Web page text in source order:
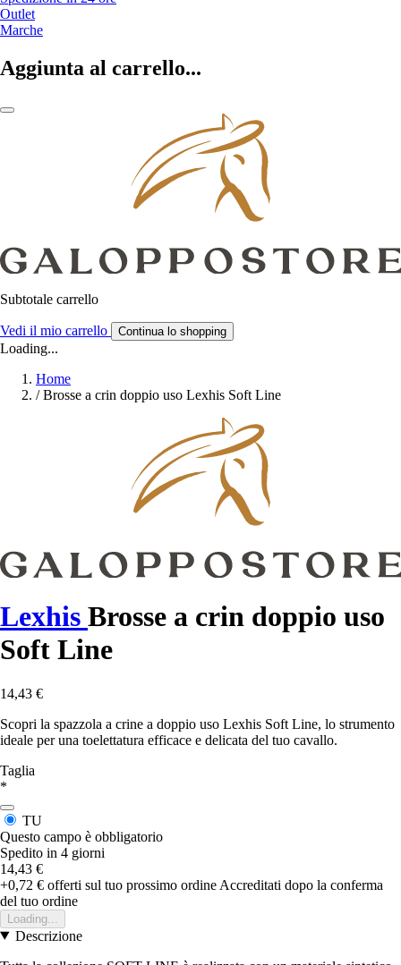
Outlet
Marche
Aggiunta al carrello...
Subtotale carrello
Vedi il mio carrello Continua lo shopping
Loading...
Home
/ Brosse a crin doppio uso Lexhis Soft Line
Lexhis Brosse a crin doppio uso
Soft Line
14,43 €
Scopri la spazzola a crine a doppio uso Lexhis Soft Line, lo strumento
ideale per una toelettatura efficace e delicata del tuo cavallo.
Taglia
*
TU
Questo campo è obbligatorio
Spedito in 4 giorni
14,43 €
+0,72 € offerti sul tuo prossimo ordine Accreditati dopo la conferma
del tuo ordine
Loading...
Descrizione